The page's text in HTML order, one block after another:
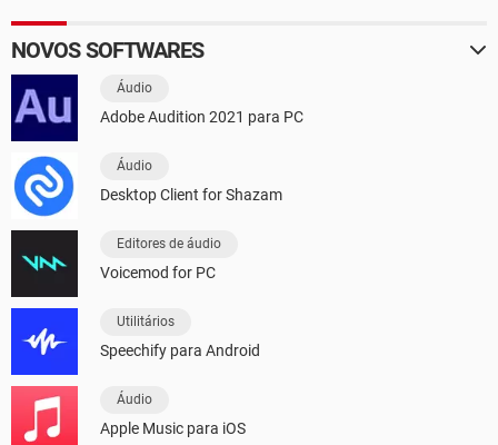
NOVOS SOFTWARES
Áudio
Adobe Audition 2021 para PC
Áudio
Desktop Client for Shazam
Editores de áudio
Voicemod for PC
Utilitários
Speechify para Android
Áudio
Apple Music para iOS